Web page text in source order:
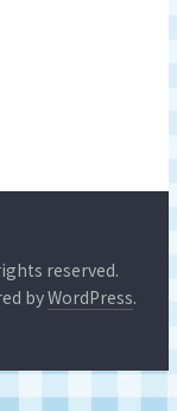
reserved.
byWordPress.